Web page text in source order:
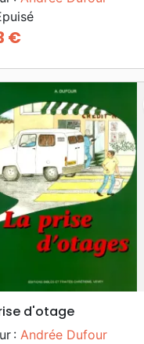
€
search APERÇU RAPIDE
d'otage
: Andrée Dufour